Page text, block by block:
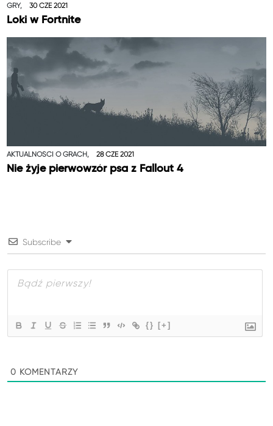
GRY, 30 CZE 2021
Loki w Fortnite
AKTUALNOŚCI O GRACH, 28 CZE 2021
Nie żyje pierwowzór psa z Fallout 4
Subscribe
{} [+]
0 KOMENTARZY